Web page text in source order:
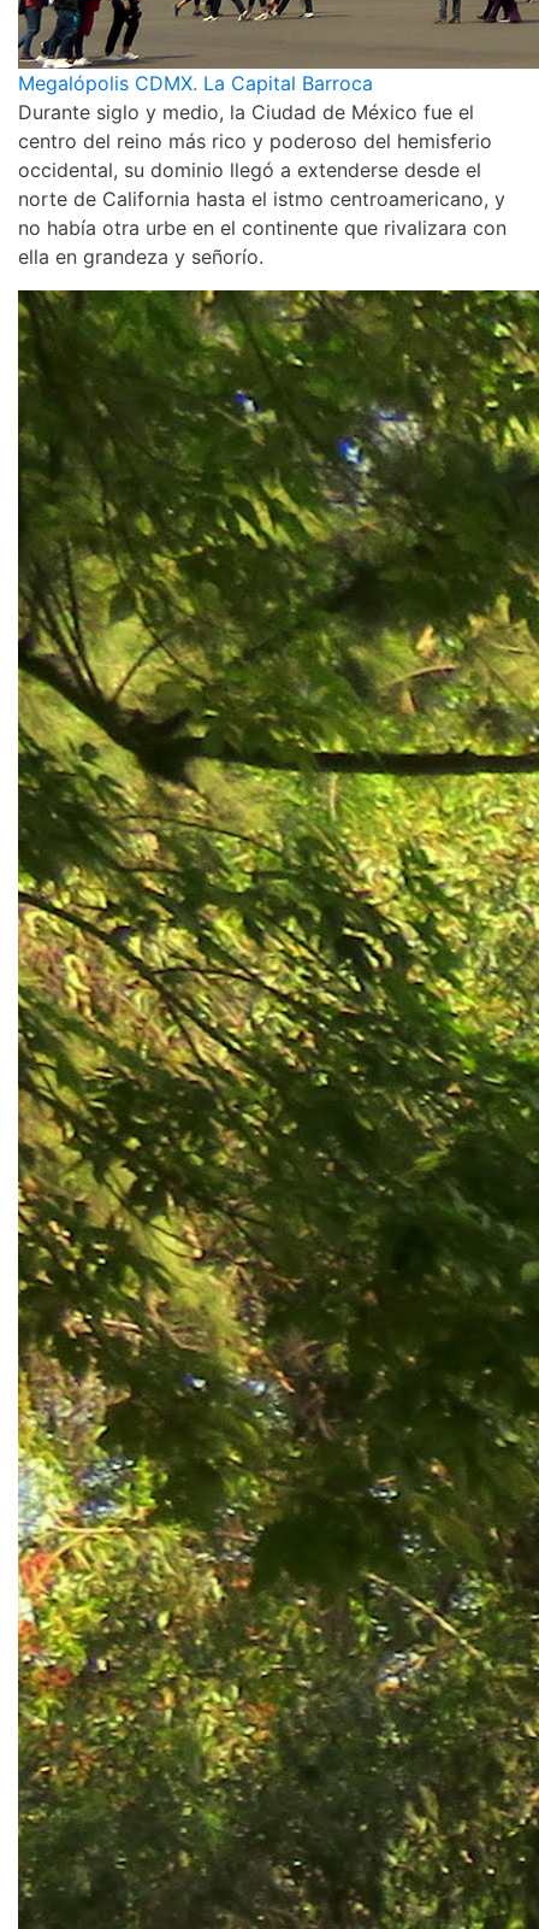
Megalópolis CDMX. La Capital Barroca
Durante siglo y medio, la Ciudad de México fue el
centro del reino más rico y poderoso del hemisferio
occidental, su dominio llegó a extenderse desde el
norte de California hasta el istmo centroamericano, y
no había otra urbe en el continente que rivalizara con
ella en grandeza y señorío.